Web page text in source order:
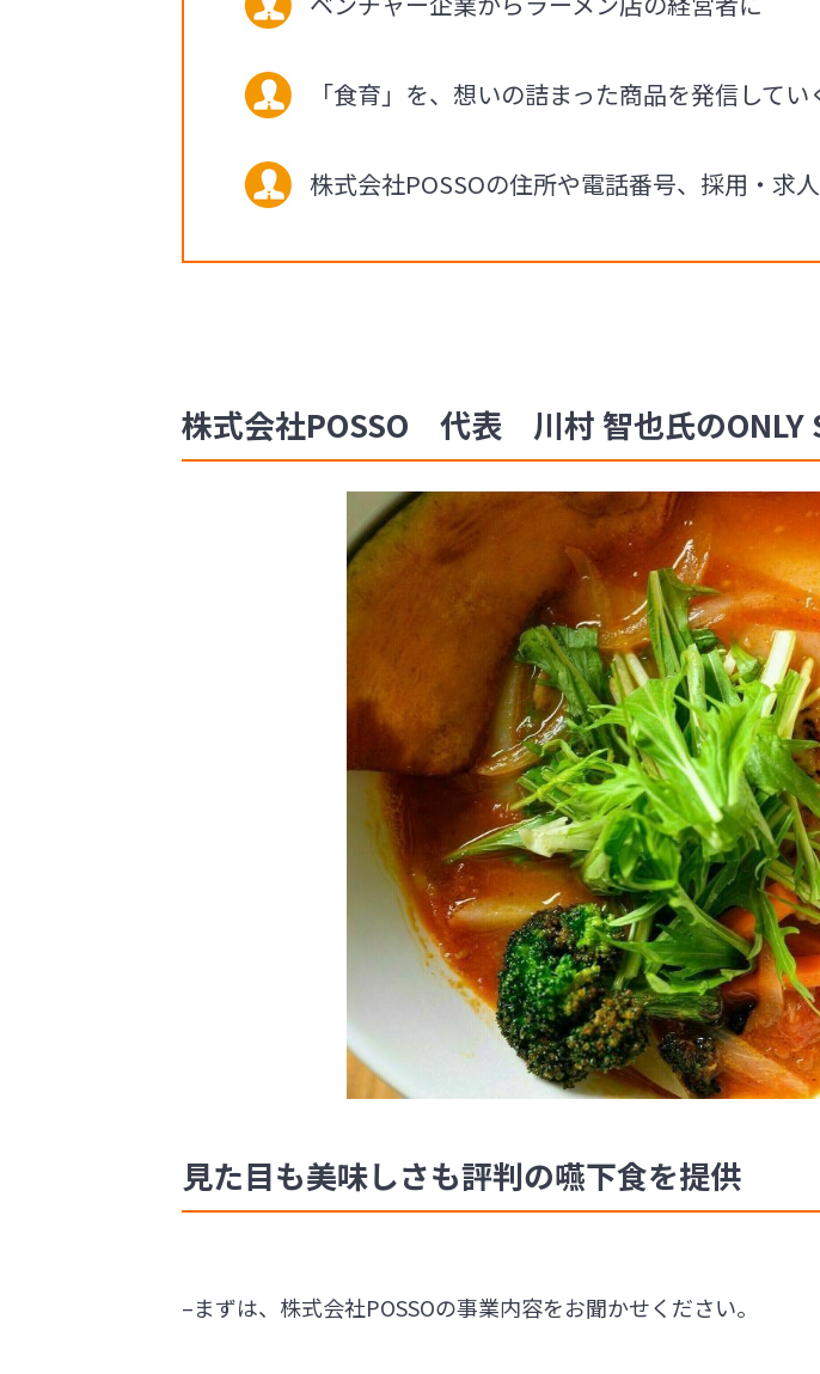
「食育」を、想いの詰まった商品を発信してい
株式会社POSSOの住所や電話番号、採用・求
株式会社POSSO 代表 川村 智也氏のONLY
見た目も美味しさも評判の嚥下食を提供
–まずは、株式会社POSSOの事業内容をお聞かせください。